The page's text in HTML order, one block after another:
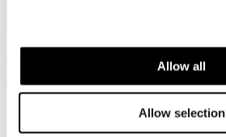
Allow all
Allow selection